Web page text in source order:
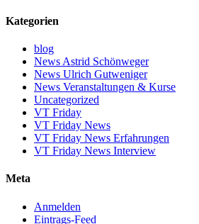
Kategorien
blog
News Astrid Schönweger
News Ulrich Gutweniger
News Veranstaltungen & Kurse
Uncategorized
VT Friday
VT Friday News
VT Friday News Erfahrungen
VT Friday News Interview
Meta
Anmelden
Eintrags-Feed